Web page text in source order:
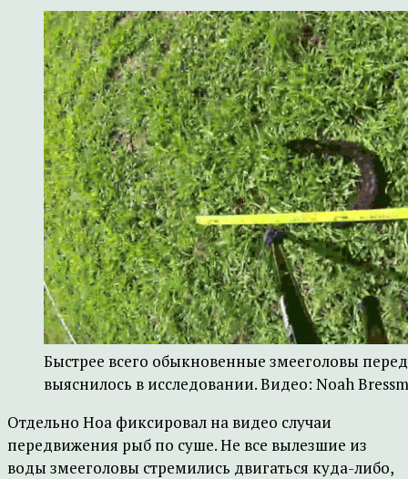
Быстрее всего обыкновенные змееголовы
выяснилось в исследовании. Видео: Noah
Отдельно Ноа фиксировал на видео случаи
передвижения рыб по суше. Не все вылезшие из
воды змееголовы стремились двигаться куда-либо,